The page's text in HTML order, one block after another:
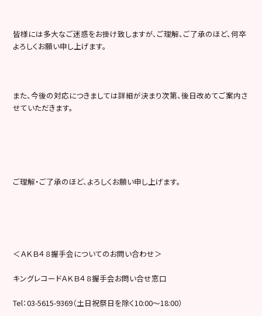
皆様には多大なご迷惑をお掛け致しますが、ご理解、ご了承のほど、何卒
よろしくお願い申し上げます。
また、今後の対応につきましては詳細が決まり次第、後日改めてご案内さ
せていただきます。
ご理解・ご了承のほど、よろしくお願い申し上げます。
＜ＡＫＢ４８握手会についてのお問い合わせ＞
キングレコードＡＫＢ４８握手会お問い合せ窓口
Tel：03-5615-9369（土日祝祭日を除く10:00〜18:00）